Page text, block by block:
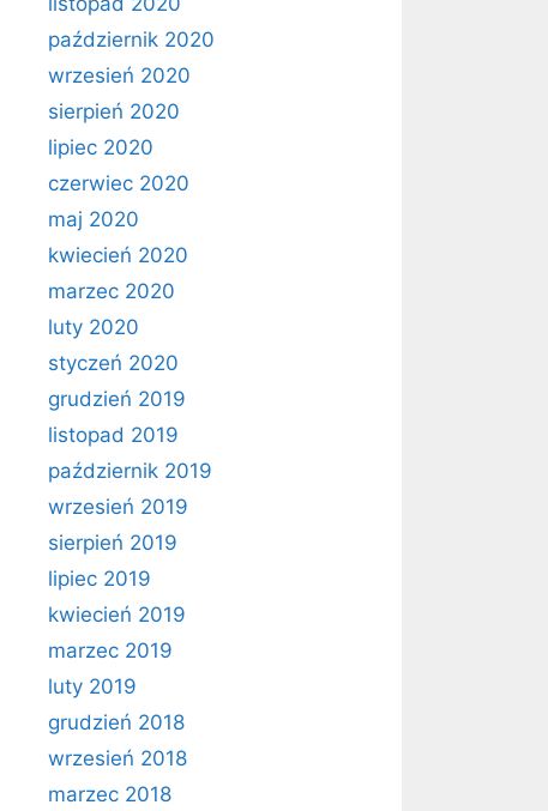
październik 2020
wrzesień 2020
sierpień 2020
lipiec 2020
czerwiec 2020
maj 2020
kwiecień 2020
marzec 2020
luty 2020
styczeń 2020
grudzień 2019
listopad 2019
październik 2019
wrzesień 2019
sierpień 2019
lipiec 2019
kwiecień 2019
marzec 2019
luty 2019
grudzień 2018
wrzesień 2018
marzec 2018